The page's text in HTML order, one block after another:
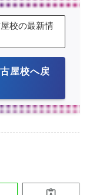
校の最新情
屋校へ戻